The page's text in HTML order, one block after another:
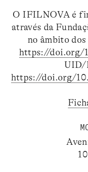
O IFILNOVA é
através da
no âmbito
https://doi.org/
UID/
https://doi.org/